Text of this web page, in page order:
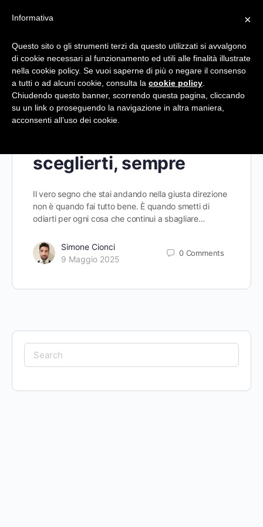
Tag:Autostima
sceglierti, sempre
Il vero segno che stai andando nella giusta direzione
non è quando fai tutto bene. È quando smetti di
odiarti per ogni cosa che continui a sbagliare…
Simone Cionci
9 Maggio 2025
0 Comments
×
Informativa
Questo sito o gli strumenti terzi da questo utilizzati si avvalgono
di cookie necessari al funzionamento ed utili alle finalità illustrate
nella cookie policy. Se vuoi saperne di più o negare il consenso
a tutti o ad alcuni cookie, consulta la cookie policy
Chiudendo questo banner, scorrendo questa pagina, cliccando
su un link o proseguendo la navigazione in altra maniera,
acconsenti all’uso dei cookie.